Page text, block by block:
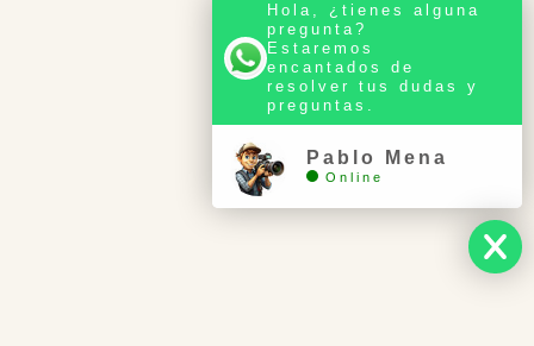
Hola, ¿tienes alguna
pregunta?
Estaremos
encantados de
resolver tus dudas y
preguntas.
Pablo Mena
Online